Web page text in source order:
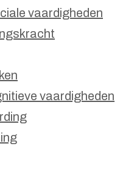
vaardigheden
vaardigheden